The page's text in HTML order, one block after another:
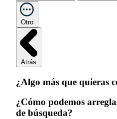
Otro
Atrás
¿Algo más que quieras
¿Cómo podemos
de búsqueda?